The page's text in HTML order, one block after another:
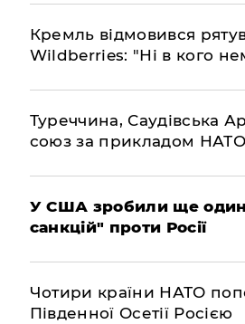
​Кремль відмовився
Wildberries: "Ні в кого
​Туреччина, Саудівська
союз за прикладом НАТО:
​У США зробили ще
санкцій" проти Росії
​Чотири країни НАТО
Південної Осетії Росією